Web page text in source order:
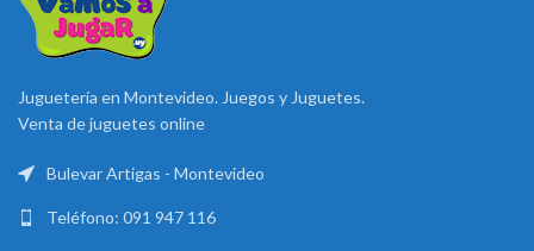
Juguetería en Montevideo. Juegos y Juguetes.
Venta de juguetes online
Bulevar Artigas - Montevideo
Teléfono: 091 947 116